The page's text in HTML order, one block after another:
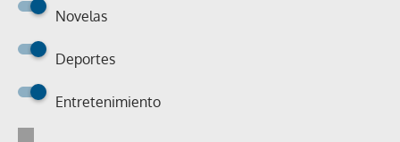
Novelas
Deportes
Entretenimiento